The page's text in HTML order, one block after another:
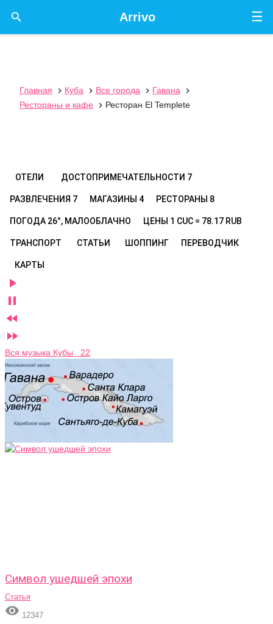
☰
Arrivo

Главная  Куба  Все города  Гавана

Рестораны и кафе
 Ресторан El Templete
ОТЕЛИ ДОСТОПРИМЕЧАТЕЛЬНОСТИ 7
РАЗВЛЕЧЕНИЯ 7 МАГАЗИНЫ 4 РЕСТОРАНЫ 8
ПОГОДА 26°, МАЛООБЛАЧНО ЦЕНЫ 1 CUC = 78.17 RUB
ТРАНСПОРТ СТАТЬИ ШОППИНГ ПЕРЕВОДЧИК
КАРТЫ




Вся музыка Кубы 22
Символ ушедшей эпохи
Статья
 12347